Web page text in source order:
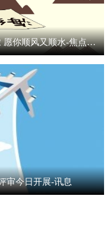
文化中国行·联播一瞬丨花灯起年味浓 愿你顺风又顺水-焦点精选
审今日开展-讯息